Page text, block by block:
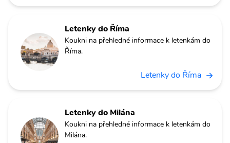
Letenky do Říma
Koukni na přehledné informace k letenkám do
Říma.
Letenky do Říma
Letenky do Milána
Koukni na přehledné informace k letenkám do
Milána.